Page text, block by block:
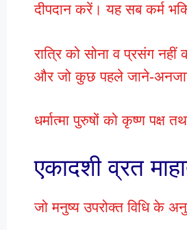
दीपदान करें। यह सब कर्म
रात्रि को सोना व प्रसंग नहीं
और जो कुछ पहले जाने-अनजाने
धर्मात्मा पुरुषों को कृष्ण पक्ष
एकादशी व्रत
जो मनुष्य उपरोक्त विधि के